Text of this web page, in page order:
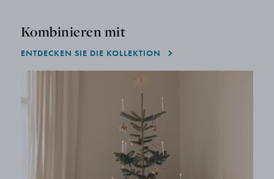
Kombinieren mit
ENTDECKEN SIE DIE KOLLEKTION